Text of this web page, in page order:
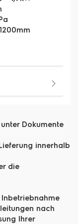
Dokumente
innerhalb
die
nach
Ihrer